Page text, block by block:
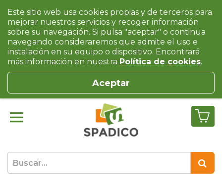
Este sitio web usa cookies propias y de terceros para
mejorar nuestros servicios y recoger información
sobre su navegación. Si pulsa "aceptar" o continua
navegando consideraremos que admite el uso e
instalación en su equipo o dispositivo. Encontrará
más información en nuestra Política de cookies.
Aceptar